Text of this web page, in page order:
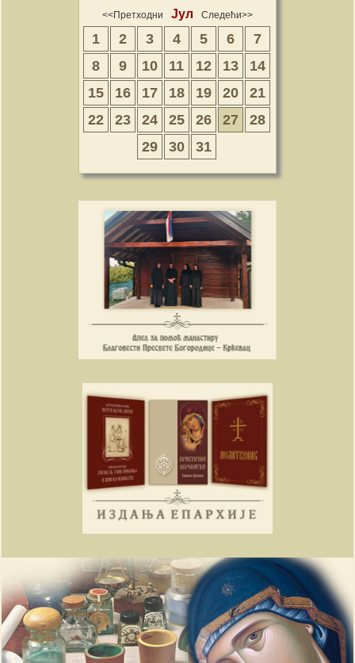
<<Претходни Јул Следећи>>
1 2 3 4 5 6
7
8
9 10 11 12 13
14
15
16 17 18 19 20
21
22
23 24 25 26 27
28
29
30 31